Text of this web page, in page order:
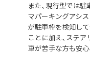
また、現行型では
マパーキングアシ
が駐車枠を検知し
ことに加え、ステ
車が苦手な方も安